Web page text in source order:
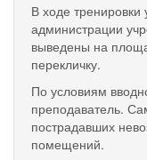
В ходе тренировки
администрации
выведены на
перекличку.
По условиям
преподаватель.
пострадавших
помещений.